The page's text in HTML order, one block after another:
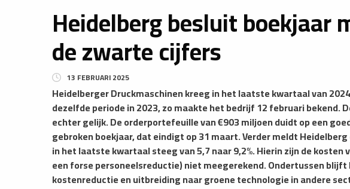
Heidelberg besluit boekjaar
de zwarte cijfers
13 FEBRUARI 2025
Heidelberger Druckmaschinen kreeg in het laatste kwartaal van
dezelfde periode in 2023, zo maakte het bedrijf 12 februari bekend.
echter gelijk. De orderportefeuille van €903 miljoen duidt op een
gebroken boekjaar, dat eindigt op 31 maart. Verder meldt
in het laatste kwartaal steeg van 5,7 naar 9,2%. Hierin zijn de
een forse personeelsreductie) niet meegerekend. Ondertussen
kostenreductie en uitbreiding naar groene technologie in andere